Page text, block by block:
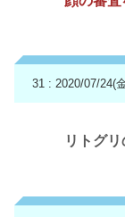
31 : 2020/07/24(
リトグ